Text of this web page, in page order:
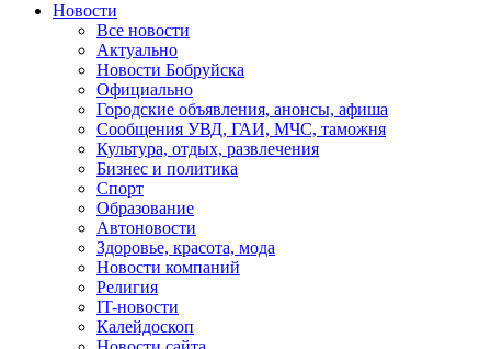
Новости
Все новости
Актуально
Новости Бобруйска
Официально
Городские объявления, анонсы, афиша
Сообщения УВД, ГАИ, МЧС, таможня
Культура, отдых, развлечения
Бизнес и политика
Спорт
Образование
Автоновости
Здоровье, красота, мода
Новости компаний
Религия
IT-новости
Калейдоскоп